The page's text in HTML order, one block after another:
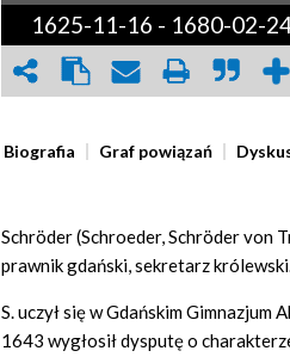
1625-11-16 - 1680-02-
Biografia Graf powiązań
Schröder (Schroeder, Schröder von
prawnik gdański, sekretarz
S. uczył się w Gdańskim Gimnazjum
1643 wygłosił dysputę o